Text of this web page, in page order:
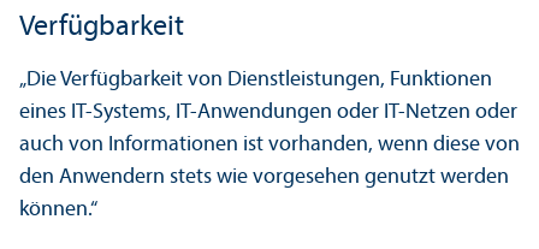
Verfügbarkeit
„Die Verfügbarkeit von Dienstleistungen, Funktionen
eines IT-Systems, IT-Anwendungen oder IT-Netzen oder
auch von Informationen ist vorhanden, wenn diese von
den Anwendern stets wie vorgesehen genutzt werden
können.“